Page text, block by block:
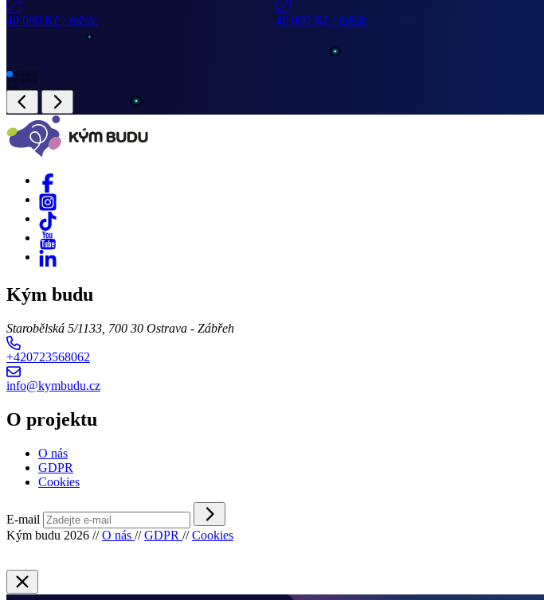
40 000 Kč / měsíc 40 000 Kč / měsíc
Kým budu
Starobělská 5/1133, 700 30 Ostrava - Zábřeh
+420723568062
info@kymbudu.cz
O projektu
O nás
GDPR
Cookies
E-mail
Kým budu 2026 // O nás // GDPR // Cookies